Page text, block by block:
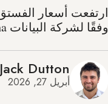
وفقًا لشركة البيانات Expana.
Jack Dutton
أبريل 27, 2026